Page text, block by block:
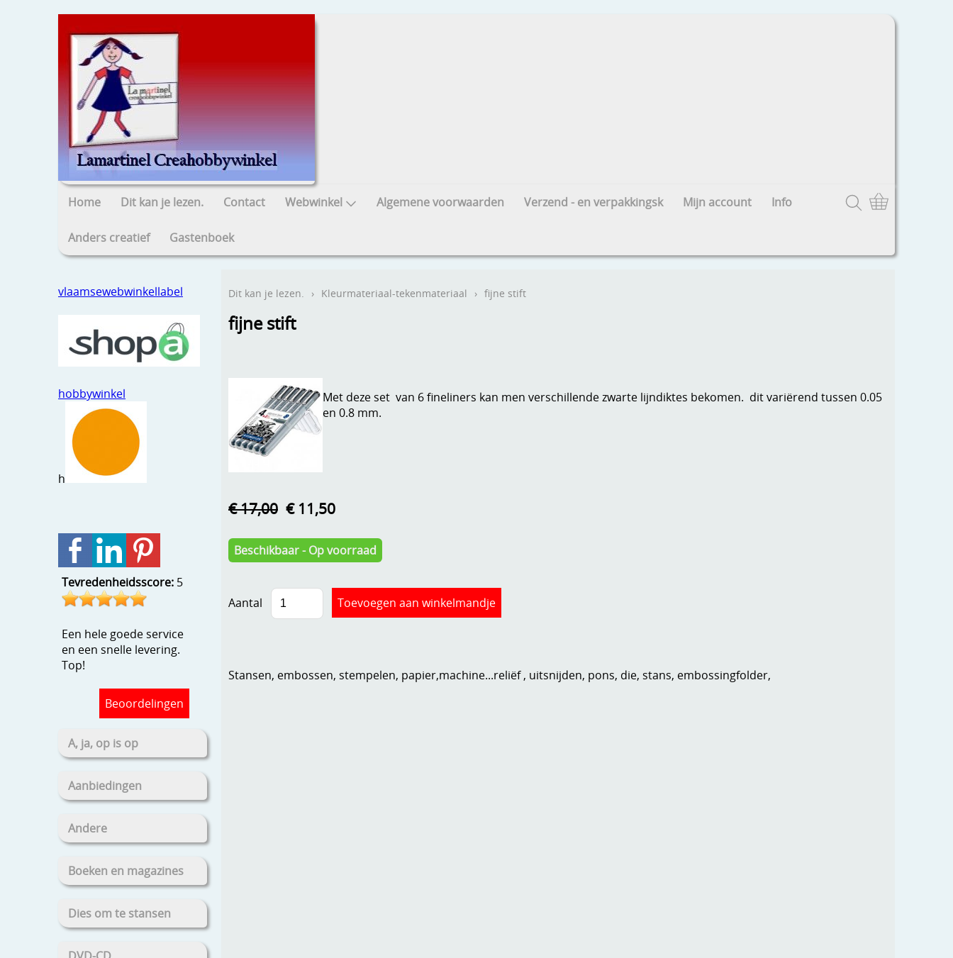
Home Dit kan je lezen. Contact Webwinkel Algemene voorwaarden Verzend - en verpakkingsk Mijn account Info
Anders creatief Gastenboek
vlaamsewebwinkellabel
hobbywinkel
h
Tevredenheidsscore: 5
Een hele goede service
en een snelle levering.
Top!
Beoordelingen
A, ja, op is op
Aanbiedingen
Andere
Boeken en magazines
Dies om te stansen
Dit kan je lezen. › Kleurmateriaal-tekenmateriaal › fijne stift
fijne stift
Met deze set van 6 fineliners kan men verschillende zwarte lijndiktes bekomen. dit variërend tussen 0.05
en 0.8 mm.
€ 17,00 € 11,50
Beschikbaar - Op voorraad
Aantal
Stansen, embossen, stempelen, papier,machine...reliëf , uitsnijden, pons, die, stans, embossingfolder,